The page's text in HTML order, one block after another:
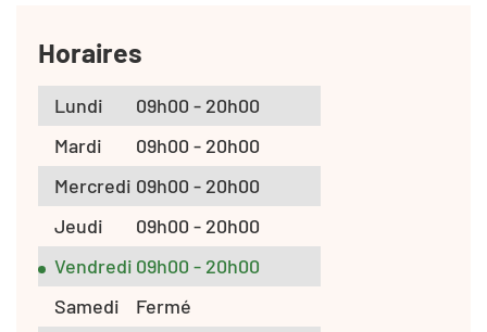
Horaires
Lundi
09h00 - 20h00
Mardi
09h00 - 20h00
Mercredi 09h00 - 20h00
Jeudi
09h00 - 20h00
Vendredi 09h00 - 20h00
Samedi
Fermé